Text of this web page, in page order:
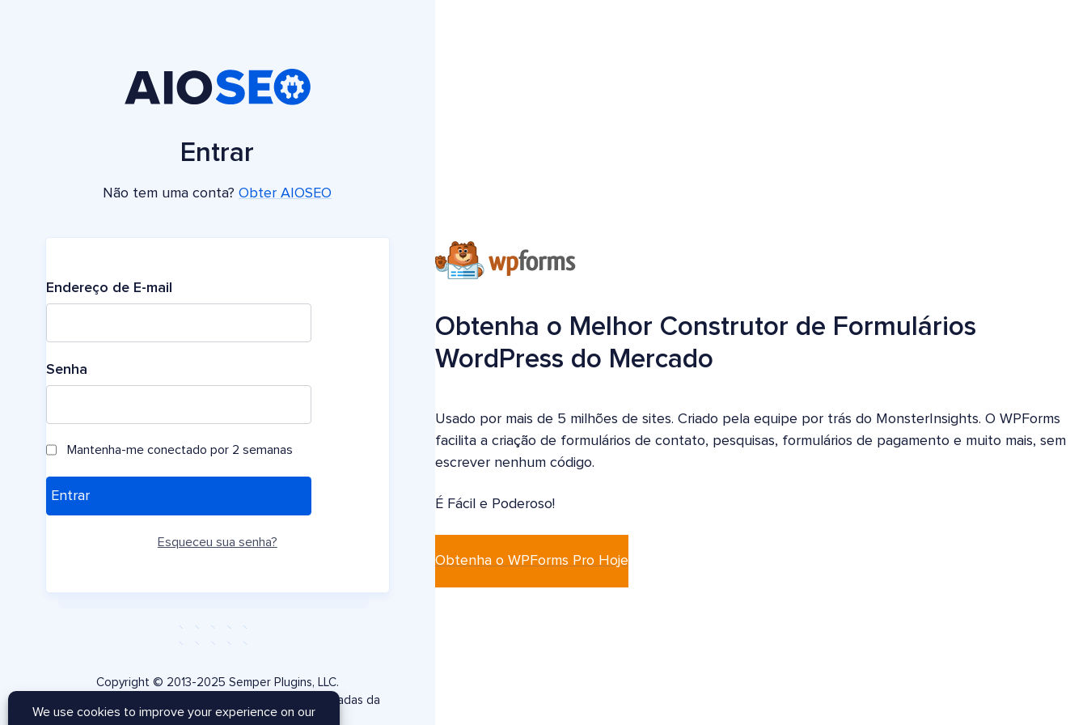
Entrar
Não tem uma conta?Obter AIOSEO
Endereço de E-mail
Senha
Mantenha-me conectado por 2 semanas
Esqueceu sua senha?
Copyright © 2013-2025 Semper Plugins, LLC.
AIOSEO® e All in One SEO Pack® são marcas registradas da
Semper Plugins, LLC.
Obtenha o Melhor Construtor de Formulários
WordPress do Mercado
Usado por mais de 5 milhões de sites. Criado pela equipe por trás do MonsterInsights. O WPForms
facilita a criação de formulários de contato, pesquisas, formulários de pagamento e muito mais, sem
escrever nenhum código.
É Fácil e Poderoso!
Obtenha o WPForms Pro Hoje